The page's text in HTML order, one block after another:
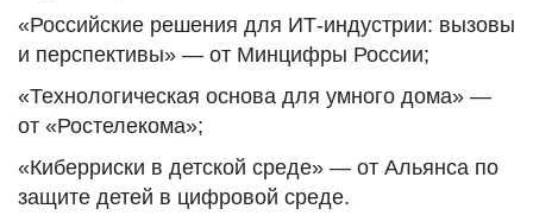
«Российские решения для ИТ-индустрии: вызовы
и перспективы» — от Минцифры России;
«Технологическая основа для умного дома» —
от «Ростелекома»;
«Киберриски в детской среде» — от Альянса по
защите детей в цифровой среде.